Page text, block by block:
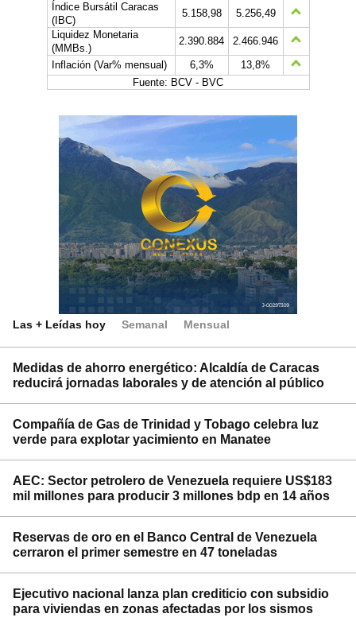
Índice Bursátil Caracas
(IBC)
5.158,98
5.256,49
Liquidez Monetaria
(MMBs.)
2.390.884
2.466.946
Inflación (Var% mensual)
6,3%
13,8%
Fuente: BCV - BVC
Las + Leídas hoy Semanal Mensual
Medidas de ahorro energético: Alcaldía de Caracas
reducirá jornadas laborales y de atención al público
Compañía de Gas de Trinidad y Tobago celebra luz
verde para explotar yacimiento en Manatee
AEC: Sector petrolero de Venezuela requiere US$183
mil millones para producir 3 millones bdp en 14 años
Reservas de oro en el Banco Central de Venezuela
cerraron el primer semestre en 47 toneladas
Ejecutivo nacional lanza plan crediticio con subsidio
para viviendas en zonas afectadas por los sismos